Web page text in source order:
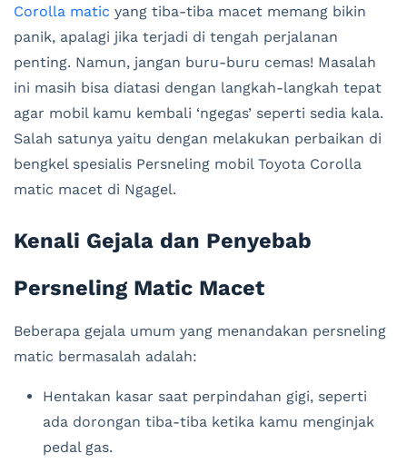
Corolla matic yang tiba-tiba macet memang bikin
panik, apalagi jika terjadi di tengah perjalanan
penting. Namun, jangan buru-buru cemas! Masalah
ini masih bisa diatasi dengan langkah-langkah tepat
agar mobil kamu kembali ‘ngegas’ seperti sedia kala.
Salah satunya yaitu dengan melakukan perbaikan di
bengkel spesialis Persneling mobil Toyota Corolla
matic macet di Ngagel.
Kenali Gejala dan Penyebab
Persneling Matic Macet
Beberapa gejala umum yang menandakan persneling
matic bermasalah adalah:
Hentakan kasar saat perpindahan gigi, seperti
ada dorongan tiba-tiba ketika kamu menginjak
pedal gas.